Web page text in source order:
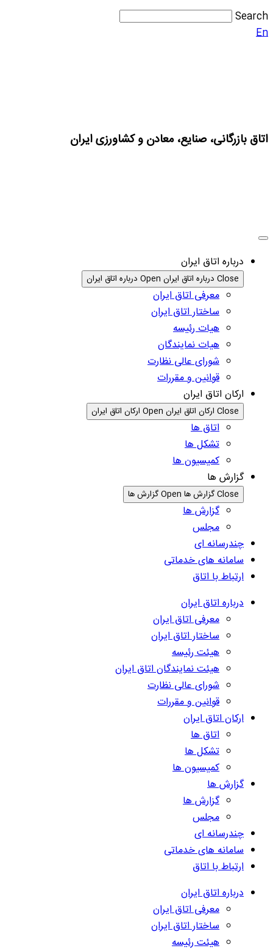
Search
En
اتاق بازرگانی، صنایع، معادن و کشاورزی ایران
درباره اتاق ایران
Close درباره اتاق ایران Open درباره اتاق ایران
معرفی اتاق ایران
ساختار اتاق ایران
هیات رئیسه
هیات نمایندگان
شورای عالی نظارت
قوانین و مقررات
ارکان اتاق ایران
Close ارکان اتاق ایران Open ارکان اتاق ایران
اتاق ها
تشکل ها
کمیسیون ها
گزارش ها
Close گزارش ها Open گزارش ها
گزارش ها
مجلس
چندرسانه ای
سامانه های خدماتی
ارتباط با اتاق
درباره اتاق ایران
معرفی اتاق ایران
ساختار اتاق ایران
هیئت رئیسه
هیئت نمایندگان اتاق ایران
شورای عالی نظارت
قوانین و مقررات
ارکان اتاق ایران
اتاق ها
تشکل ها
کمیسیون ها
گزارش ها
گزارش ها
مجلس
چندرسانه ای
سامانه های خدماتی
ارتباط با اتاق
درباره اتاق ایران
معرفی اتاق ایران
ساختار اتاق ایران
هیئت رئیسه